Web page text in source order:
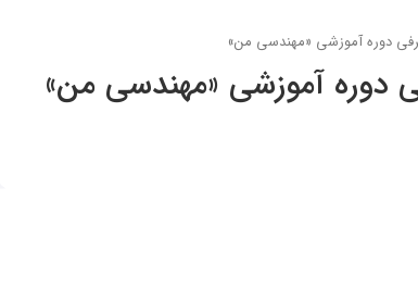
دوره آموزشی «مهندسی من»
دوره آموزشی «مهندسی من»